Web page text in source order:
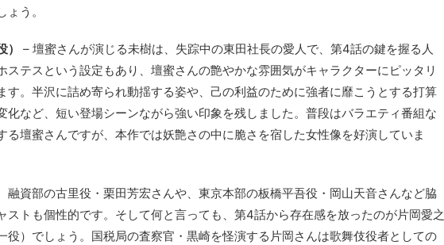
う。
– 壇蜜さんが演じる未樹は、失踪中の東田社長の愛人で、第4話の鍵を握る人
ステスという設定もあり、壇蜜さんの艶やかな雰囲気がキャラクターにピッタリ
す。半沢に詰め寄られ動揺する姿や、己の利益のために強者に靡こうとする打算
化など、短い登場シーンながら強い印象を残しました。普段はバラエティ番組な
る壇蜜さんですが、本作では妖艶さの中に脆さを宿した女性像を好演していま
融資部の古里役・栗田芳宏さんや、東京本部の板橋平吾役・岡山天音さんなど脇
ストも個性的です。そして何と言っても、第4話から存在感を放ったのが片岡愛之
役）でしょう。国税局の査察官・黒崎を怪演する片岡さんは歌舞伎役者としての